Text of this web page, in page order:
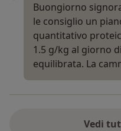
Buongiorno
le consiglio un
quantitativo
1.5 g/kg al giorno
equilibrata. La
Vedi